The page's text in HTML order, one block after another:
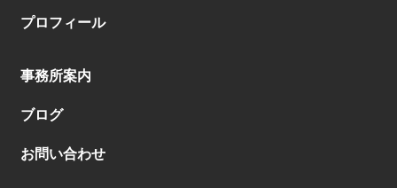
プロフィール
事務所案内
ブログ
お問い合わせ